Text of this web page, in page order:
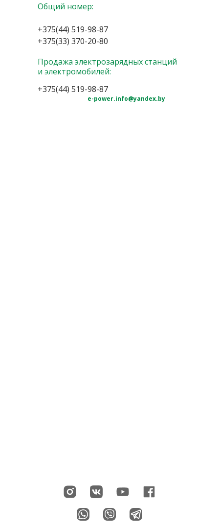
e-power.info@yandex.by
Общий номер:
+375(44) 519-98-87
+375(33) 370-20-80
Продажа электрозарядных станций
и электромобилей:
+375(44) 519-98-87